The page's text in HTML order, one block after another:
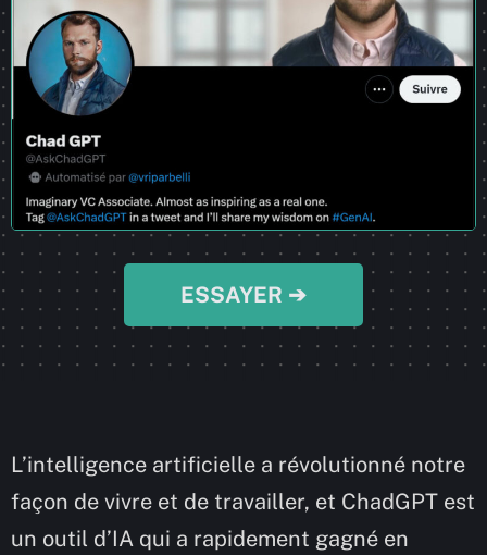
ESSAYER ➔
L’intelligence artificielle a révolutionné notre
façon de vivre et de travailler, et ChadGPT est
un outil d’IA qui a rapidement gagné en